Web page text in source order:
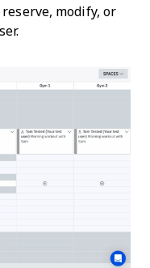
modify, or